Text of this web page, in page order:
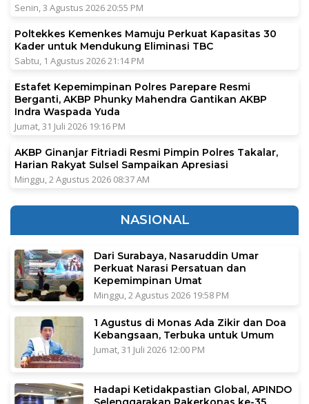
Senin, 3 Agustus 2026 20:55 PM
Poltekkes Kemenkes Mamuju Perkuat Kapasitas 30
Kader untuk Mendukung Eliminasi TBC
Sabtu, 1 Agustus 2026 21:14 PM
Estafet Kepemimpinan Polres Parepare Resmi
Berganti, AKBP Phunky Mahendra Gantikan AKBP
Indra Waspada Yuda
Jumat, 31 Juli 2026 19:16 PM
AKBP Ginanjar Fitriadi Resmi Pimpin Polres Takalar,
Harian Rakyat Sulsel Sampaikan Apresiasi
Minggu, 2 Agustus 2026 08:37 AM
NASIONAL
Dari Surabaya, Nasaruddin Umar
Perkuat Narasi Persatuan dan
Kepemimpinan Umat
Minggu, 2 Agustus 2026 19:58 PM
1 Agustus di Monas Ada Zikir dan Doa
Kebangsaan, Terbuka untuk Umum
Jumat, 31 Juli 2026 12:00 PM
Hadapi Ketidakpastian Global, APINDO